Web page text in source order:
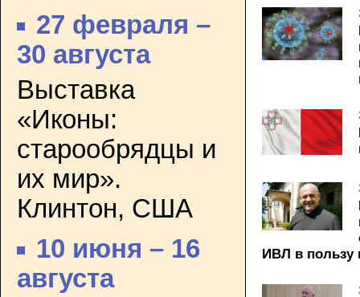
27 февраля –
30 августа
Выставка
«Иконы:
старообрядцы и
их мир».
Клинтон, США
10 июня – 16
августа
ИВЛ в пользу